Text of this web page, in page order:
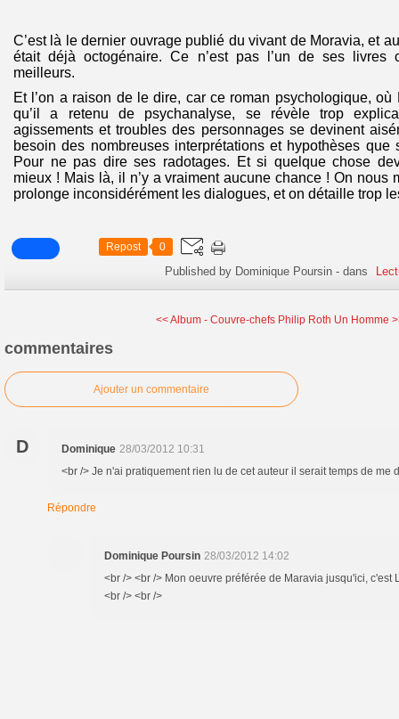
C’est là le dernier ouvrage publié du vivant de Moravia, et
était déjà octogénaire. Ce n’est pas l’un de ses livres
meilleurs.
Et l’on a raison de le dire, car ce roman psychologique,
qu’il a retenu de psychanalyse, se révèle trop
agissements et troubles des personnages se devinent
besoin des nombreuses interprétations et hypothèses que
Pour ne pas dire ses radotages. Et si quelque chose
mieux ! Mais là, il n’y a vraiment aucune chance ! On nous
prolonge inconsidérément les dialogues, et on détaille trop
Repost 0
Published by Dominique Poursin -dans
<< Album - Couvre-chefs Philip Roth Un Homme
commentaires
Ajouter un commentaire
D Dominique 28/03/2012 10:31
<br /> Je n'ai pratiquement rien lu de cet auteur il serait temps de me
Répondre
Dominique Poursin 28/03/2012 14:02
<br /> <br /> Mon oeuvre préférée de Maravia jusqu'ici, c'est
<br /> <br />